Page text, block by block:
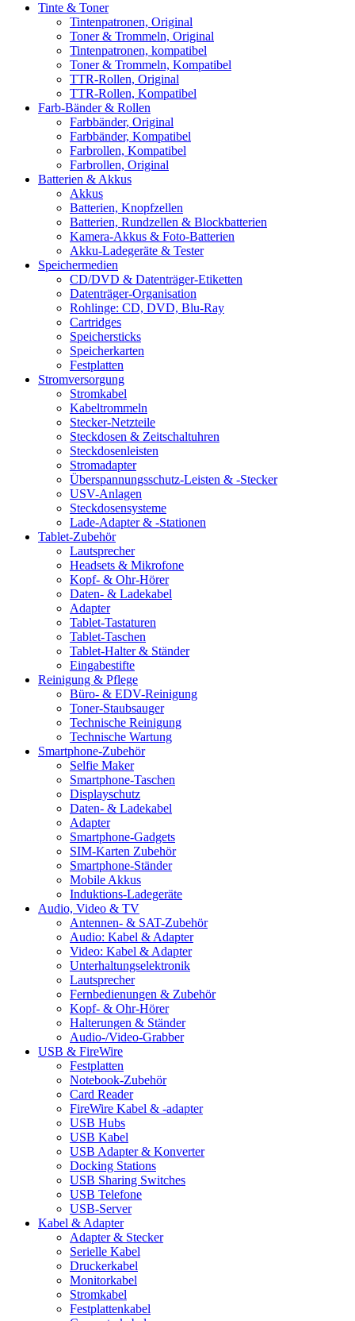
Tinte & Toner
Tintenpatronen, Original
Toner & Trommeln, Original
Tintenpatronen, kompatibel
Toner & Trommeln, Kompatibel
TTR-Rollen, Original
TTR-Rollen, Kompatibel
Farb-Bänder & Rollen
Farbbänder, Original
Farbbänder, Kompatibel
Farbrollen, Kompatibel
Farbrollen, Original
Batterien & Akkus
Akkus
Batterien, Knopfzellen
Batterien, Rundzellen & Blockbatterien
Kamera-Akkus & Foto-Batterien
Akku-Ladegeräte & Tester
Speichermedien
CD/DVD & Datenträger-Etiketten
Datenträger-Organisation
Rohlinge: CD, DVD, Blu-Ray
Cartridges
Speichersticks
Speicherkarten
Festplatten
Stromversorgung
Stromkabel
Kabeltrommeln
Stecker-Netzteile
Steckdosen & Zeitschaltuhren
Steckdosenleisten
Stromadapter
Überspannungsschutz-Leisten & -Stecker
USV-Anlagen
Steckdosensysteme
Lade-Adapter & -Stationen
Tablet-Zubehör
Lautsprecher
Headsets & Mikrofone
Kopf- & Ohr-Hörer
Daten- & Ladekabel
Adapter
Tablet-Tastaturen
Tablet-Taschen
Tablet-Halter & Ständer
Eingabestifte
Reinigung & Pflege
Büro- & EDV-Reinigung
Toner-Staubsauger
Technische Reinigung
Technische Wartung
Smartphone-Zubehör
Selfie Maker
Smartphone-Taschen
Displayschutz
Daten- & Ladekabel
Adapter
Smartphone-Gadgets
SIM-Karten Zubehör
Smartphone-Ständer
Mobile Akkus
Induktions-Ladegeräte
Audio, Video & TV
Antennen- & SAT-Zubehör
Audio: Kabel & Adapter
Video: Kabel & Adapter
Unterhaltungselektronik
Lautsprecher
Fernbedienungen & Zubehör
Kopf- & Ohr-Hörer
Halterungen & Ständer
Audio-/Video-Grabber
USB & FireWire
Festplatten
Notebook-Zubehör
Card Reader
FireWire Kabel & -adapter
USB Hubs
USB Kabel
USB Adapter & Konverter
Docking Stations
USB Sharing Switches
USB Telefone
USB-Server
Kabel & Adapter
Adapter & Stecker
Serielle Kabel
Druckerkabel
Monitorkabel
Stromkabel
Festplattenkabel